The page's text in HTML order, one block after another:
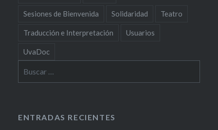
Sesiones de Bienvenida Solidaridad Teatro
Traducción e Interpretación Usuarios
UvaDoc
ENTRADAS RECIENTES